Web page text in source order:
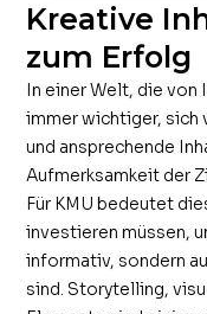
Kreative
zum Erfolg
In einer Welt, die
immer wichtiger, sich
und ansprechende
Aufmerksamkeit der
Für KMU bedeutet
investieren müssen,
informativ, sondern
sind. Storytelling,